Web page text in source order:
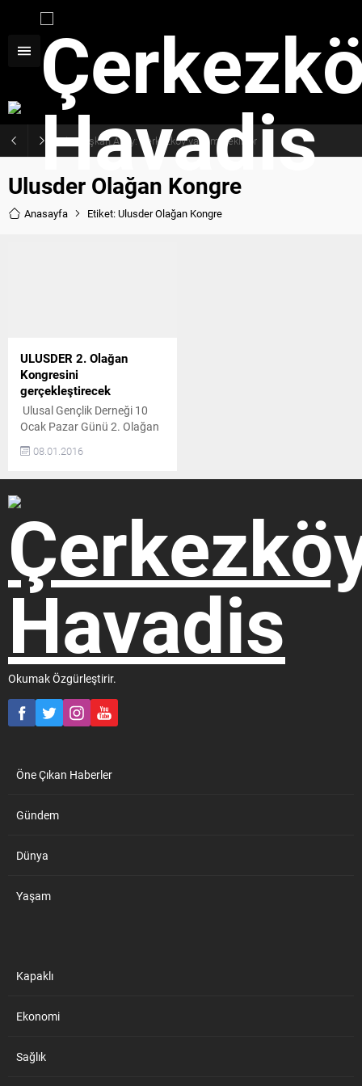
Haziran ayı ilk oturumu tamamlandı
Ulusder Olağan Kongre
Anasayfa Etiket: Ulusder Olağan Kongre
ULUSDER 2. Olağan
Kongresini
gerçekleştirecek
Ulusal Gençlik Derneği 10
Ocak Pazar Günü 2. Olağan
gerçekleştirecek. ULUSDER
bulunurken, “Dostlarımızı da
aramızda görmekten
mutluluk duyacağız.”dedi. 2.
OLAĞAN KONGRE
GERÇEKLEŞECEK
Cumhuriyet halk Partisinin
eski genel başkanı ve Türkiye
Cumhuriyetinin merhum
Başbakanı Bülent Ecevit’i
idol edinip...
08.01.2016
Okumak Özgürleştirir.
Öne Çıkan Haberler
Gündem
Dünya
Yaşam
Kapaklı
Ekonomi
Sağlık